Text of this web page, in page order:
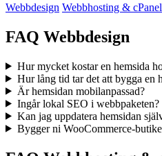
Webbdesign Webbhosting & cPanel
FAQ Webbdesign
Hur mycket kostar en hemsida
Hur lång tid tar det att bygga en
Är hemsidan mobilanpassad?
Ingår lokal SEO i webbpaketen?
Kan jag uppdatera hemsidan
Bygger ni WooCommerce-